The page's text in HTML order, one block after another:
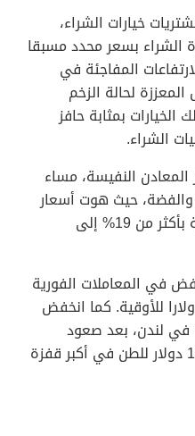
خيارات الشراء،
الشراء بسعر محدد مسبقا
المفاجئة في
لحالة الزخم
بمثابة حافز
الشراء.
النفيسة، مساء
والفضة، حيث هوت أسعار
البلاتين في المعاملات الفورية بأكثر من 19% إلى
في المعاملات الفورية
من 16% إلى 2041.35 دولارا للأوقية. كما انخفض
4% تقريبا في لندن، بعد صعود
قياسي إلى ما يزيد عن 14,000 دولار للطن في أكبر قفزة